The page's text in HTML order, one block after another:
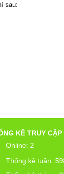
sau:
KÊ TRUY CẬP
Online: 2
Thống kê tuần: